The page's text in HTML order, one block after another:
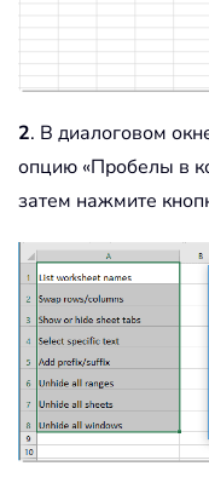
2. В диалоговом
опцию «Пробелы в
затем нажмите